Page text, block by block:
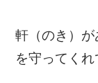
軒（のき）
を守ってくれ